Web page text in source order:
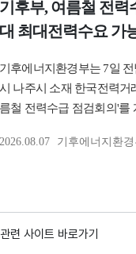
관련 사이트 바로가기